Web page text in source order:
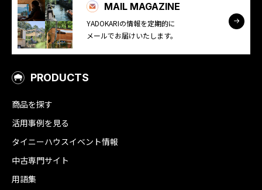
MAIL MAGAZINE
YADOKARIの情報を定期的に
メールでお届けいたします。
PRODUCTS
商品を探す
活用事例を見る
タイニーハウスイベント情報
中古専門サイト
用語集